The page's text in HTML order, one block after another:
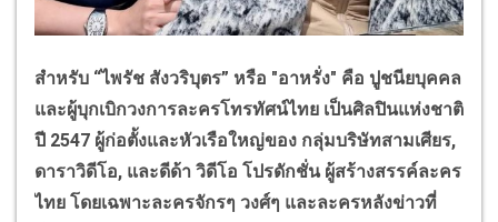
สำหรับ “ไพรัช สังวริบุตร” หรือ "อาหรั่ง" คือ ปูชนียบุคคล
และผู้บุกเบิกวงการละครโทรทัศน์ไทย เป็นศิลปินแห่งชาติ
ปี 2547 ผู้ก่อตั้งและหัวเรือใหญ่ของ กลุ่มบริษัทสามเศียร,
ดาราวิดีโอ, และดีด้า วิดีโอ โปรดักชั่น ผู้สร้างสรรค์ละคร
ไทย โดยเฉพาะละครจักรๆ วงศ์ๆ และละครหลังข่าวที่